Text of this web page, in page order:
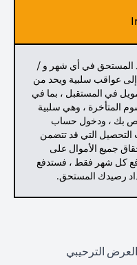
المستحق في أي شهر و /
إلى عواقب سلبية ويحد من
في المستقبل ، بما في
المتأخرة ، وهي سلبية
بك ، ودخول حساب
التحصيل التي قد تتضمن
جميع الأموال على
كل شهر فقط ، فستدفع
رصيدك المستحق.
الترحيبي